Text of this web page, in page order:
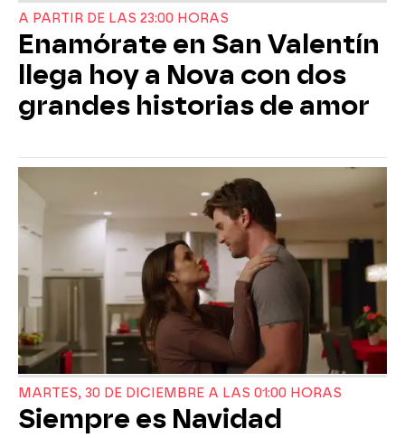
A PARTIR DE LAS 23:00 HORAS
Enamórate en San Valentín
llega hoy a Nova con dos
grandes historias de amor
MARTES, 30 DE DICIEMBRE A LAS 01:00 HORAS
Siempre es Navidad